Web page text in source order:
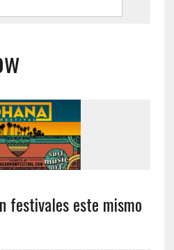
festivales este mismo